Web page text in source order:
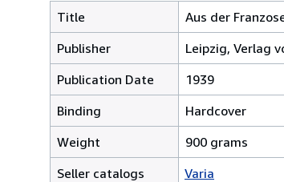
Title
Aus der
Publisher
Leipzig, Verlag
Publication Date
1939
Binding
Hardcover
Weight
900 grams
Seller catalogs
Varia